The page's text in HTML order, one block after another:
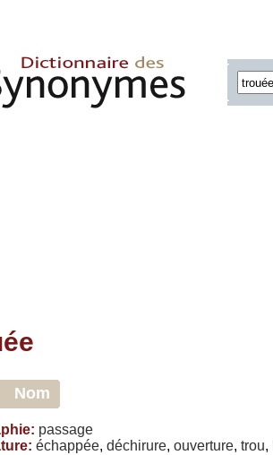
Nom
: passage
: échappée, déchirure, ouverture, trou,